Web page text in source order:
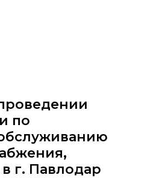
по
г. Павлодар